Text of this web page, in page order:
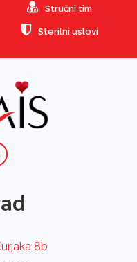
Stručni tim
Sterilni uslovi
8b